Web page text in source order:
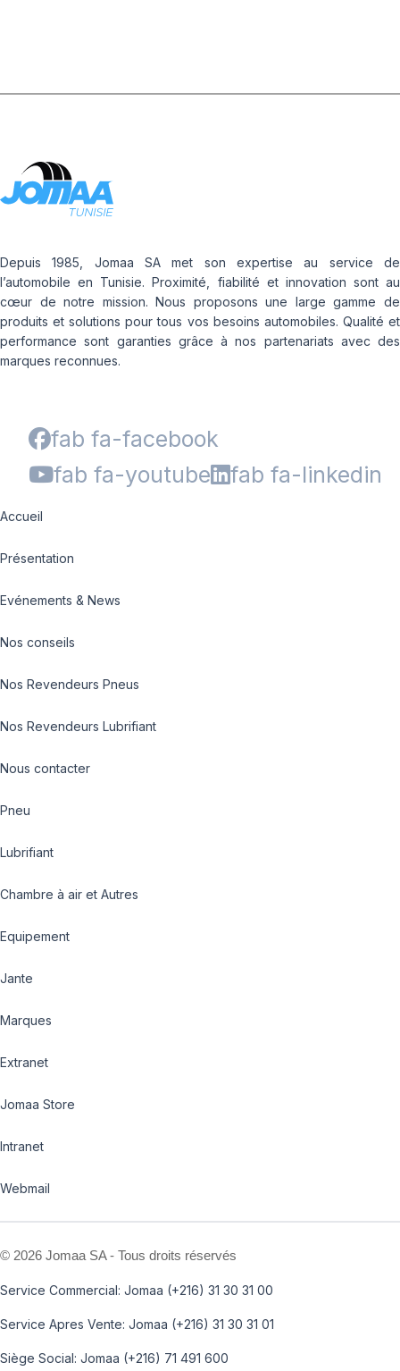
Depuis 1985, Jomaa SA met son expertise au service de
l’automobile en Tunisie. Proximité, fiabilité et innovation sont au
cœur de notre mission. Nous proposons une large gamme de
produits et solutions pour tous vos besoins automobiles. Qualité et
performance sont garanties grâce à nos partenariats avec des
marques reconnues.
fab fa-facebook
fab fa-youtube
fab fa-linkedin
Accueil
Présentation
Evénements & News
Nos conseils
Nos Revendeurs Pneus
Nos Revendeurs Lubrifiant
Nous contacter
Pneu
Lubrifiant
Chambre à air et Autres
Equipement
Jante
Marques
Extranet
Jomaa Store
Intranet
Webmail
© 2026 Jomaa SA - Tous droits réservés
Service Commercial: Jomaa (+216) 31 30 31 00
Service Apres Vente: Jomaa (+216) 31 30 31 01
Siège Social: Jomaa (+216) 71 491 600